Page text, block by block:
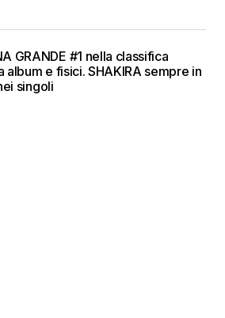
GRANDE #1 nella classifica
album e fisici. SHAKIRA sempre in
singoli